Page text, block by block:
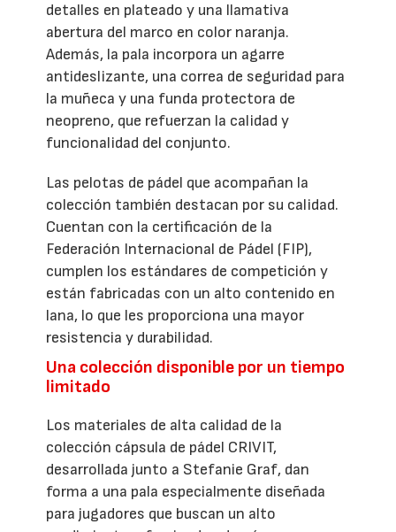
detalles en plateado y una llamativa
abertura del marco en color naranja.
Además, la pala incorpora un agarre
antideslizante, una correa de seguridad para
la muñeca y una funda protectora de
neopreno, que refuerzan la calidad y
funcionalidad del conjunto.
Las pelotas de pádel que acompañan la
colección también destacan por su calidad.
Cuentan con la certificación de la
Federación Internacional de Pádel (FIP),
cumplen los estándares de competición y
están fabricadas con un alto contenido en
lana, lo que les proporciona una mayor
resistencia y durabilidad.
Una colección disponible por un tiempo
limitado
Los materiales de alta calidad de la
colección cápsula de pádel CRIVIT,
desarrollada junto a Stefanie Graf, dan
forma a una pala especialmente diseñada
para jugadores que buscan un alto